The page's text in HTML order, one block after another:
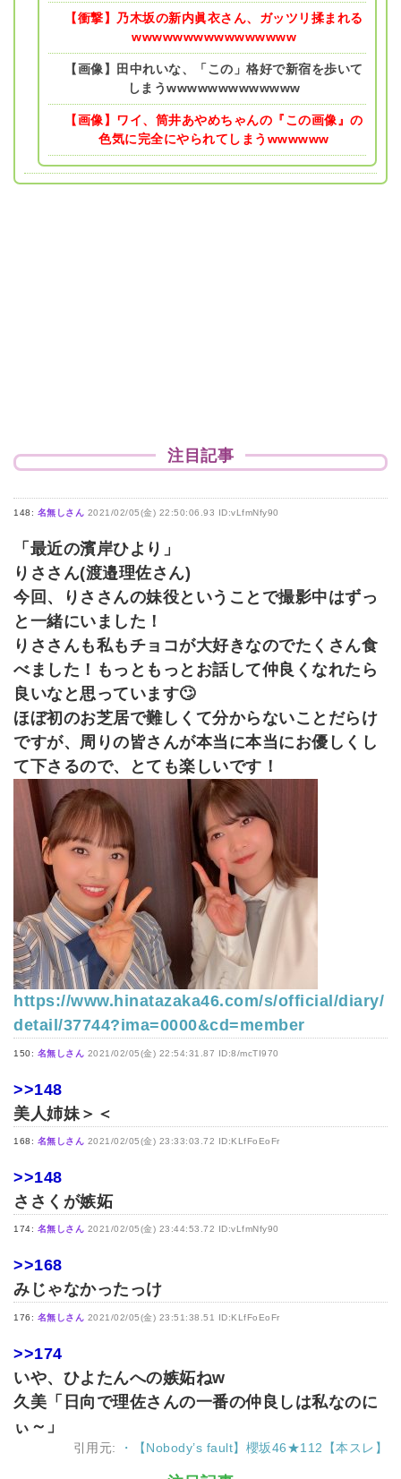
【衝撃】乃木坂の新内眞衣さん、ガッツリ揉まれる
wwwwwwwwwwwwwwww
【画像】田中れいな、「この」格好で新宿を歩いて
しまうwwwwwwwwwwwww
【画像】ワイ、筒井あやめちゃんの『この画像』の
色気に完全にやられてしまうwwwwww
注目記事
148: 名無しさん 2021/02/05(金) 22:50:06.93 ID:vLfmNfy90
「最近の濱岸ひより」
りささん(渡邉理佐さん)
今回、りささんの妹役ということで撮影中はずっ
と一緒にいました！
りささんも私もチョコが大好きなのでたくさん食
べました！もっともっとお話して仲良くなれたら
良いなと思っています🙄
ほぼ初のお芝居で難しくて分からないことだらけ
ですが、周りの皆さんが本当に本当にお優しくし
て下さるので、とても楽しいです！
https://www.hinatazaka46.com/s/official/diary/
detail/37744?ima=0000&cd=member
150: 名無しさん 2021/02/05(金) 22:54:31.87 ID:8/mcTI970
>>148
美人姉妹＞＜
168: 名無しさん 2021/02/05(金) 23:33:03.72 ID:KLfFoEoFr
>>148
ささくが嫉妬
174: 名無しさん 2021/02/05(金) 23:44:53.72 ID:vLfmNfy90
>>168
みじゃなかったっけ
176: 名無しさん 2021/02/05(金) 23:51:38.51 ID:KLfFoEoFr
>>174
いや、ひよたんへの嫉妬ねw
久美「日向で理佐さんの一番の仲良しは私なのに
ぃ～」
引用元: ・【Nobody’s fault】櫻坂46★112【本スレ】